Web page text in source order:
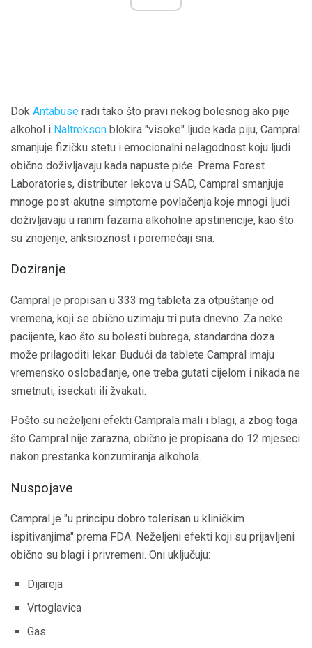
Dok Antabuse radi tako što pravi nekog bolesnog ako pije
alkohol i Naltrekson blokira "visoke" ljude kada piju, Campral
smanjuje fizičku stetu i emocionalni nelagodnost koju ljudi
obično doživljavaju kada napuste piće. Prema Forest
Laboratories, distributer lekova u SAD, Campral smanjuje
mnoge post-akutne simptome povlačenja koje mnogi ljudi
doživljavaju u ranim fazama alkoholne apstinencije, kao što
su znojenje, anksioznost i poremećaji sna.
Doziranje
Campral je propisan u 333 mg tableta za otpuštanje od
vremena, koji se obično uzimaju tri puta dnevno. Za neke
pacijente, kao što su bolesti bubrega, standardna doza
može prilagoditi lekar. Budući da tablete Campral imaju
vremensko oslobađanje, one treba gutati cijelom i nikada ne
smetnuti, iseckati ili žvakati.
Pošto su neželjeni efekti Camprala mali i blagi, a zbog toga
što Campral nije zarazna, obično je propisana do 12 mjeseci
nakon prestanka konzumiranja alkohola.
Nuspojave
Campral je "u principu dobro tolerisan u kliničkim
ispitivanjima" prema FDA. Neželjeni efekti koji su prijavljeni
obično su blagi i privremeni. Oni uključuju:
Dijareja
Vrtoglavica
Gas